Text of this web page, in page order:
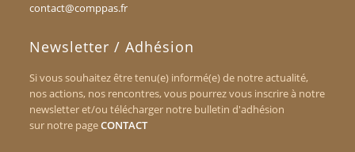
contact@comppas.fr
Newsletter / Adhésion
Si vous souhaitez être tenu(e) informé(e) de notre actualité,
nos actions, nos rencontres, vous pourrez vous inscrire à notre
newsletter et/ou télécharger notre bulletin d'adhésion
sur notre pageCONTACT